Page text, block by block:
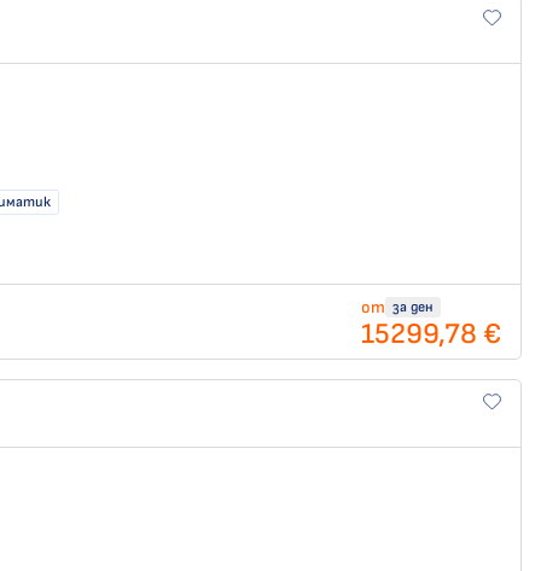
от за ден
15299,78 €